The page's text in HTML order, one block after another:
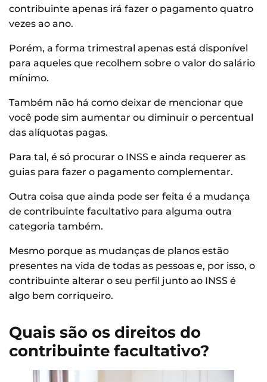
contribuinte apenas irá fazer o pagamento quatro
vezes ao ano.
Porém, a forma trimestral apenas está disponível
para aqueles que recolhem sobre o valor do salário
mínimo.
Também não há como deixar de mencionar que
você pode sim aumentar ou diminuir o percentual
das alíquotas pagas.
Para tal, é só procurar o INSS e ainda requerer as
guias para fazer o pagamento complementar.
Outra coisa que ainda pode ser feita é a mudança
de contribuinte facultativo para alguma outra
categoria também.
Mesmo porque as mudanças de planos estão
presentes na vida de todas as pessoas e, por isso, o
contribuinte alterar o seu perfil junto ao INSS é
algo bem corriqueiro.
Quais são os direitos do
contribuinte facultativo?